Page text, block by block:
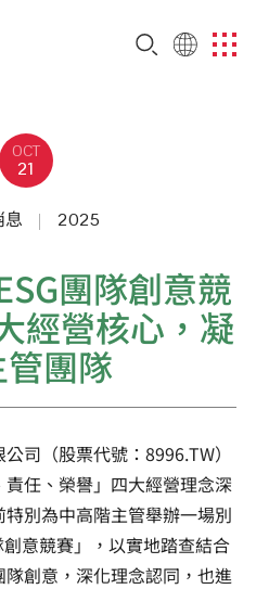
OCT
21
息 2025
團隊創意競
經營核心，凝
團隊
司（股票代號：8996.TW）
任、榮譽」四大經營理念深
別為中高階主管舉辦一場別
意競賽」，以實地踏查結合
創意，深化理念認同，也進